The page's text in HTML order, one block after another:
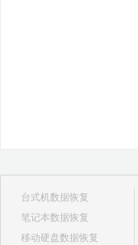
台式机数据恢复
笔记本数据恢复
移动硬盘数据恢复